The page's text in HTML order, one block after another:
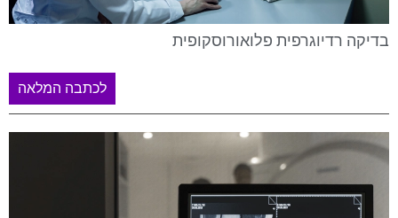
בדיקה רדיוגרפית פלואורוסקופית
לכתבה המלאה